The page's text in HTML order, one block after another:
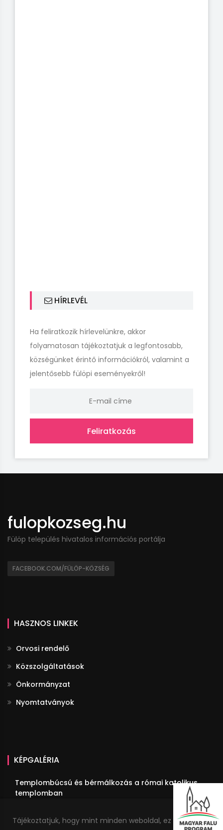
Tájékoztatjuk, hogy mint minden weboldal, ez a honlap is
HÍRLEVÉL
Ha feliratkozik hírlevelünkre, akkor
folyamatosan tájékoztatjuk a legfontosabb,
községünket érintő információkról, valamint a
jelentősebb fülöpi eseményekről!
Feliratkozás
fulopkozseg.hu
Fülöp település hivatalos információs portálja
FACEBOOK.COM/FÜLÖP-KÖZSÉG
HASZNOS LINKEK
Orvosi rendelő
Közszolgáltatások
Önkormányzat
Nyomtatványok
KÉPGALÉRIA
Templombúcsú és bérmálkozás a római katolikus
templomban
Megemlékezés Trianonról